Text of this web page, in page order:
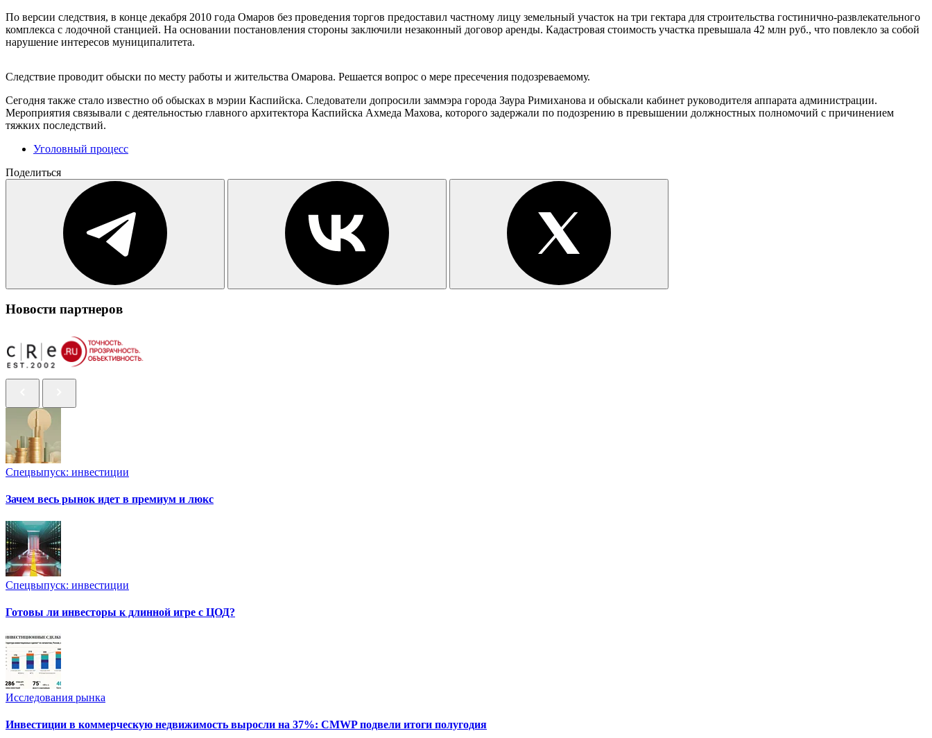
По версии следствия, в конце декабря 2010 года Омаров без проведения торгов предоставил частному лицу земельный участок на три гектара для строительства гостинично-развлекательного
комплекса с лодочной станцией. На основании постановления стороны заключили незаконный договор аренды. Кадастровая стоимость участка превышала 42 млн руб., что повлекло за собой
нарушение интересов муниципалитета.
Следствие проводит обыски по месту работы и жительства Омарова. Решается вопрос о мере пресечения подозреваемому.
Сегодня также стало известно об обысках в мэрии Каспийска. Следователи допросили заммэра города Заура Римиханова и обыскали кабинет руководителя аппарата администрации.
Мероприятия связывали с деятельностью главного архитектора Каспийска Ахмеда Махова, которого задержали по подозрению в превышении должностных полномочий с причинением
тяжких последствий.
Уголовный процесс
Поделиться
Новости партнеров
Спецвыпуск: инвестиции
Зачем весь рынок идет в премиум и люкс
Спецвыпуск: инвестиции
Готовы ли инвесторы к длинной игре с ЦОД?
Исследования рынка
Инвестиции в коммерческую недвижимость выросли на 37%: CMWP подвели итоги полугодия